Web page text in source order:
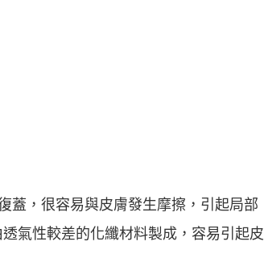
蓋，很容易與皮膚發生摩擦，引起局部
氣性較差的化纖材料製成，容易引起皮